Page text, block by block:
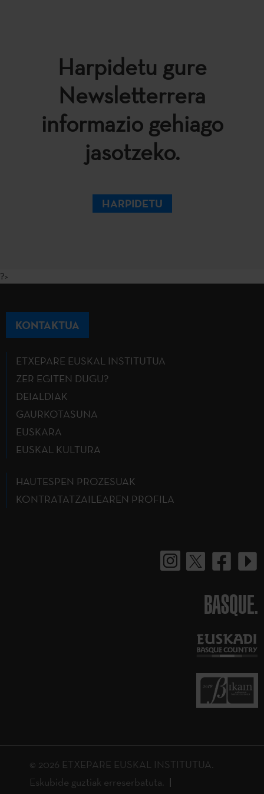
Harpidetu gure
Newsletterrera
informazio gehiago
jasotzeko.
HARPIDETU
?>
KONTAKTUA
ETXEPARE EUSKAL INSTITUTUA
ZER EGITEN DUGU?
DEIALDIAK
GAURKOTASUNA
EUSKARA
EUSKAL KULTURA
HAUTESPEN PROZESUAK
KONTRATATZAILEAREN PROFILA
BASQUE.
© 2026 ETXEPARE EUSKAL INSTITUTUA.
Eskubide guztiak erreserbatuta.